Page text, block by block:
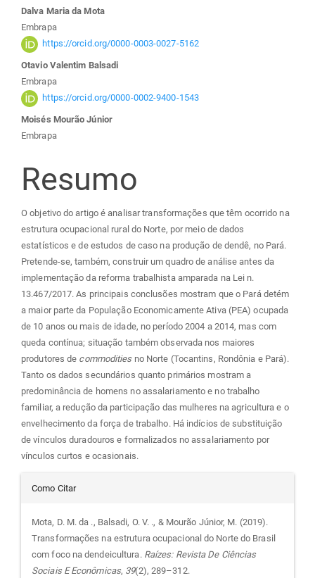
Conteúdo
do
artigo
principal
Dalva Maria da Mota
Embrapa
https://orcid.org/0000-0003-0027-5162
Otavio Valentim Balsadi
Embrapa
https://orcid.org/0000-0002-9400-1543
Moisés Mourão Júnior
Embrapa
Resumo
O objetivo do artigo é analisar transformações que têm ocorrido na
estrutura ocupacional rural do Norte, por meio de dados
estatísticos e de estudos de caso na produção de dendê, no Pará.
Pretende-se, também, construir um quadro de análise antes da
implementação da reforma trabalhista amparada na Lei n.
13.467/2017. As principais conclusões mostram que o Pará detém
a maior parte da População Economicamente Ativa (PEA) ocupada
de 10 anos ou mais de idade, no período 2004 a 2014, mas com
queda contínua; situação também observada nos maiores
produtores de commoditiesno Norte (Tocantins, Rondônia e Pará).
Tanto os dados secundários quanto primários mostram a
predominância de homens no assalariamento e no trabalho
familiar, a redução da participação das mulheres na agricultura e o
envelhecimento da força de trabalho. Há indícios de substituição
de vínculos duradouros e formalizados no assalariamento por
vínculos curtos e ocasionais.
Detalhes
do
artigo
Como Citar
Mota, D. M. da ., Balsadi, O. V. ., & Mourão Júnior, M. (2019).
Transformações na estrutura ocupacional do Norte do Brasil
com foco na dendeicultura. Raízes: Revista De Ciências
Sociais E Econômicas, 39(2), 289–312.